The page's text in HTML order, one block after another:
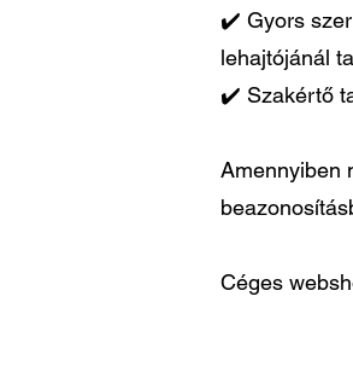
✔️ Gyors
lehajtójánál
✔️ Szakértő
Amennyiben
Céges